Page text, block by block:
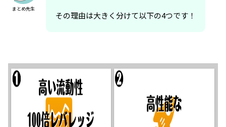
まとめ先生
その理由は大きく分けて以下の4つです！